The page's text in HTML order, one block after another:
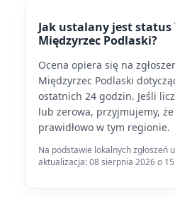
Jak ustalany jest status
Międzyrzec Podlaski?
Ocena opiera się na
Międzyrzec Podlaski
ostatnich 24 godzin. Jeśli
lub zerowa, przyjmujemy, że
prawidłowo w tym regionie.
Na podstawie lokalnych zgłoszeń
aktualizacja: 08 sierpnia 2026 o